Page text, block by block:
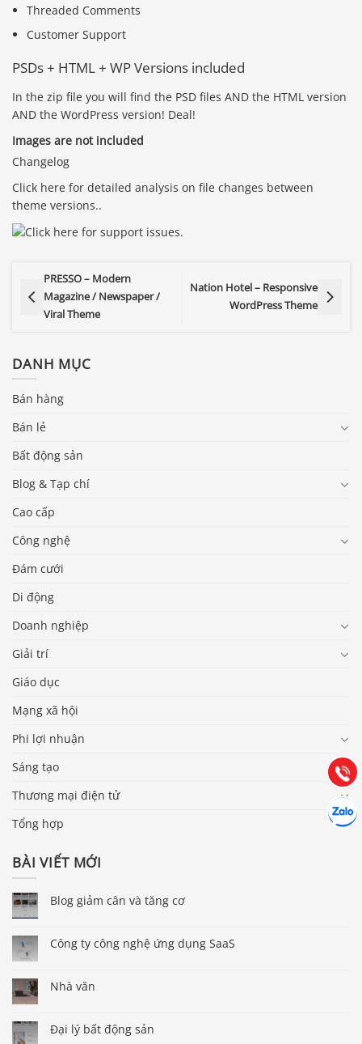
Threaded Comments
Customer Support
PSDs + HTML + WP Versions included
In the zip file you will find the PSD files AND the HTML version
AND the WordPress version! Deal!
Images are not included
Changelog
Click here for detailed analysis on file changes between
theme versions..
PRESSO – Modern
Magazine / Newspaper /
Viral Theme
Nation Hotel – Responsive
WordPress Theme
DANH MỤC
Bán hàng
Bán lẻ
Bất động sản
Blog & Tạp chí
Cao cấp
Công nghệ
Đám cưới
Di động
Doanh nghiệp
Giải trí
Giáo dục
Mạng xã hội
Phi lợi nhuận
Sáng tạo
Thương mại điện tử
Tổng hợp
BÀI VIẾT MỚI
Blog giảm cân và tăng cơ
Công ty công nghệ ứng dụng SaaS
Nhà văn
Đại lý bất động sản
Gọi
Hướng dẫn & Hỗ trợ:
(028) 22.166.144
Chát